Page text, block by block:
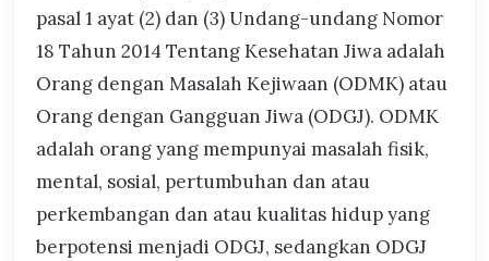
pasal 1 ayat (2) dan (3) Undang-undang Nomor
18 Tahun 2014 Tentang Kesehatan Jiwa adalah
Orang dengan Masalah Kejiwaan (ODMK) atau
Orang dengan Gangguan Jiwa (ODGJ). ODMK
adalah orang yang mempunyai masalah fisik,
mental, sosial, pertumbuhan dan atau
perkembangan dan atau kualitas hidup yang
berpotensi menjadi ODGJ, sedangkan ODGJ